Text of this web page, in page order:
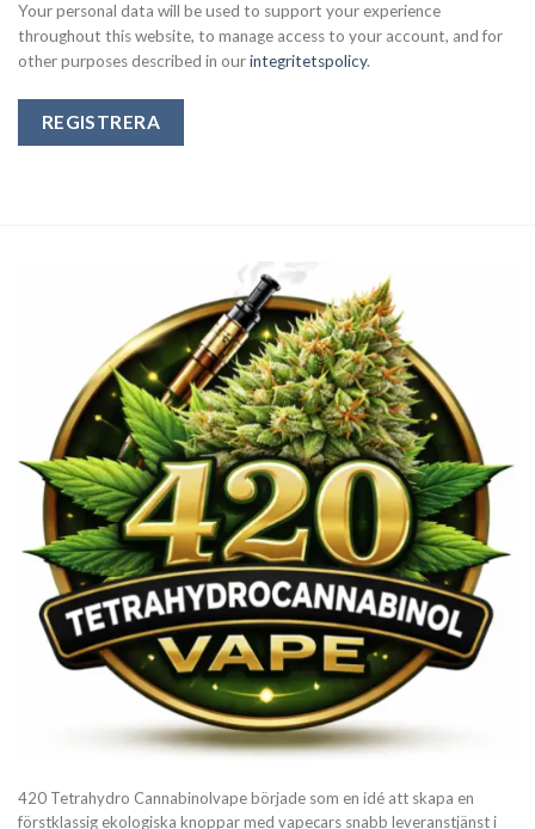
Your personal data will be used to support your experience
throughout this website, to manage access to your account, and for
other purposes described in ourintegritetspolicy.
REGISTRERA
420 Tetrahydro Cannabinolvape började som en idé att skapa en
förstklassig ekologiska knoppar med vapecars snabb leveranstjänst i